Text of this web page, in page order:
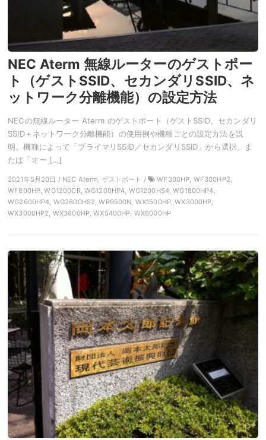
NEC Aterm 無線ルーターのゲストポー
ト（ゲストSSID、セカンダリSSID、ネ
ットワーク分離機能）の設定方法
NECの無線ルーター Aterm のゲストポート（ゲストSSID、セカンダリ
SSID＋ネットワーク分離機能）の使用例や機種ごとの設定方法を説
明。機種によって「プライマリSSID／セカンダリSSID」から選択、ま
たは「オー […]
2021年5月20日 / NEC Aterm, ゲストポート /
WF300HP, WF300HP2,
WF800HP, WG1200CR, WG1200HP4, WG1200HS4, WG1800HP4,
WG2600HP4, WG2600HS2, WR9500N, WX1500HP, WX3000HP,
WX3000HP2, WX3600HP, WX5400HP, WX6000HP